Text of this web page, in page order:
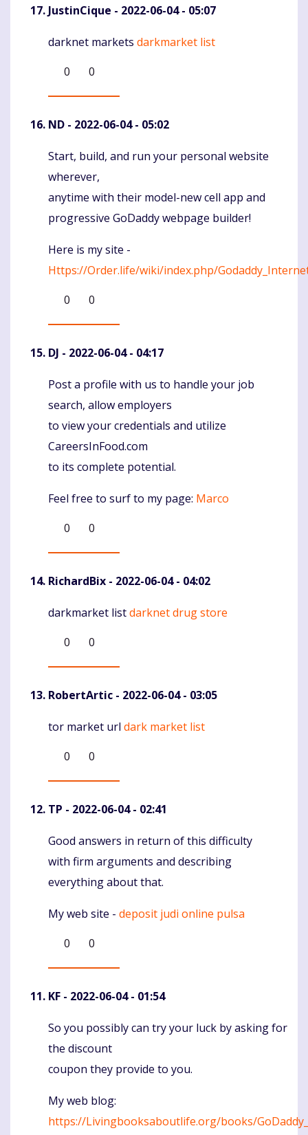
JustinCique - 2022-06-04 - 05:07
Komentaras
darknet markets darkmarket list
0
0
ND - 2022-06-04 - 05:02
Komentaras
Start, build, and run your personal website
wherever,
anytime with their model-new cell app and
progressive GoDaddy webpage builder!
Here is my site -
Https://Order.life/wiki/index.php/
0
0
DJ - 2022-06-04 - 04:17
Komentaras
Post a profile with us to handle your job
search, allow employers
to view your credentials and utilize
CareersInFood.com
to its complete potential.
Feel free to surf to my page: Marco
0
0
RichardBix - 2022-06-04 - 04:02
Komentaras
darkmarket listdarknet drug store
0
0
RobertArtic - 2022-06-04 - 03:05
Komentaras
tor market url dark market list
0
0
TP - 2022-06-04 - 02:41
Komentaras
Good answers in return of this difficulty
with firm arguments and describing
everything about that.
My web site - deposit judi online pulsa
0
0
KF - 2022-06-04 - 01:54
Komentaras
So you possibly can try your luck by asking for
the discount
coupon they provide to you.
My web blog:
https://Livingbooksaboutlife.org/books/